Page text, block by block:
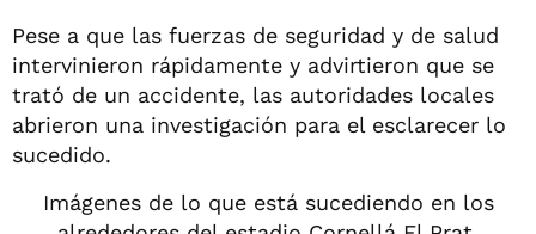
Pese a que las fuerzas de seguridad y de salud
intervinieron rápidamente y advirtieron que se
trató de un accidente, las autoridades locales
abrieron una investigación para el esclarecer lo
sucedido.
Imágenes de lo que está sucediendo en los